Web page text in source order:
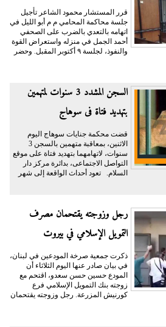
قرر المستشار محمود الشاعر تأجيل
جلسة محاكمة المحامي م م أبو الليل في
اتهامه بالتعدي بالضرب على الصحفي
أحمد الجمل في منزله واستعراض القوة
والنفوذ، لجلسة ٩ أكتوبر المقبل. وحضر
السجن المشدد 3 سنوات لمتهمين
بتهديد فتاة فى سوهاج
قضت محكمة جنايات سوهاج اليوم
الاثنين، بمعاقبة متهمين بالسجن 3
سنوات، لاتهامهما بتهديد فتاة على موقع
التواصل الاجتماعى، بدائرة مركز دار
السلام. تعود أحداث الواقعة إلى شهر
رجل وزوجته يقتحمان مصرف
التمويل الإسلامي في بيروت
ذكرت جمعية صرخة المودعين في لبنان،
في بيان صادر عنها اليوم الثلاثاء أن
المودع حسين حسن سعدو، اقتحم مع
زوجته بنك التمويل الإسلامي فرع
كورنيش المزرعة. رجل وزوجته يقتحمان